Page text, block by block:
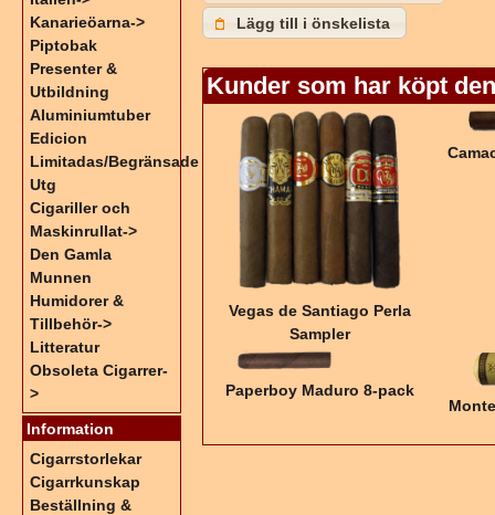
Lägg till i önskelista
Kunder som har köpt
Vegas de Santiago Perla
Sampler
Paperboy Maduro 8-pack
Kanarieöarna->
Piptobak
Presenter &
Utbildning
Aluminiumtuber
Edicion
Limitadas/Begränsade
Utg
Cigariller och
Maskinrullat->
Den Gamla
Munnen
Humidorer &
Tillbehör->
Litteratur
Obsoleta Cigarrer-
>
Information
Cigarrstorlekar
Cigarrkunskap
Beställning &